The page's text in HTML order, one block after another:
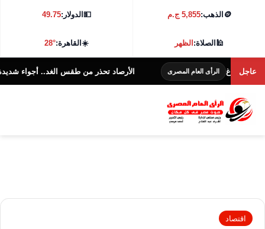
🪙 الذهب:5,855 ج.م 💵الدولار:49.75
🕌الصلاة:الظهر ☀️القاهرة:28°
عاجلالرأى العام المصرى الأرصاد تحذر من طقس الغد.. أجواء شديدة الحرارة و38 درجة
اقتصاد